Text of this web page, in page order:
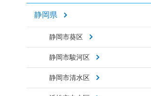
静岡県
静岡市葵区
静岡市駿河区
静岡市清水区